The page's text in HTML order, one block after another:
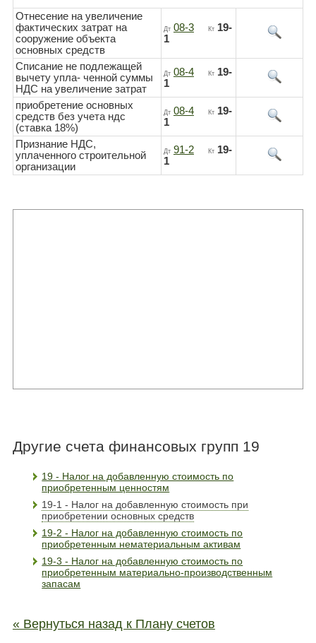
Отнесение на увеличение
фактических затрат на
сооружение объекта
основных средств
Дт 08-3 Кт 19-
1
Списание не подлежащей
вычету упла- ченной суммы
НДС на увеличение затрат
Дт 08-4 Кт 19-
1
приобретение основных
средств без учета ндс
(ставка 18%)
Дт 08-4 Кт 19-
1
Признание НДС,
уплаченного строительной
организации
Дт 91-2 Кт 19-
1
Другие счета финансовых групп 19
19 - Налог на добавленную стоимость по
приобретенным ценностям
19-1 - Налог на добавленную стоимость при
приобретении основных средств
19-2 - Налог на добавленную стоимость по
приобретенным нематериальным активам
19-3 - Налог на добавленную стоимость по
приобретенным материально-производственным
запасам
« Вернуться назад к Плану счетов